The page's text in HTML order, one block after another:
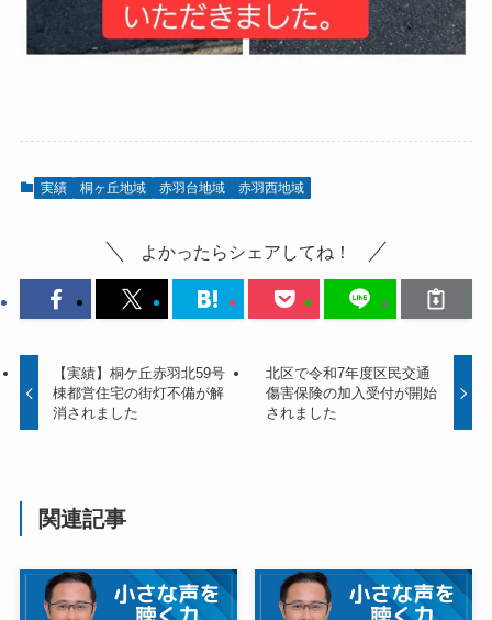
実績 桐ヶ丘地域 赤羽台地域 赤羽西地域
よかったらシェアしてね！
【実績】桐ケ丘赤羽北59号
棟都営住宅の街灯不備が解
消されました
北区で令和7年度区民交通
傷害保険の加入受付が開始
されました
関連記事